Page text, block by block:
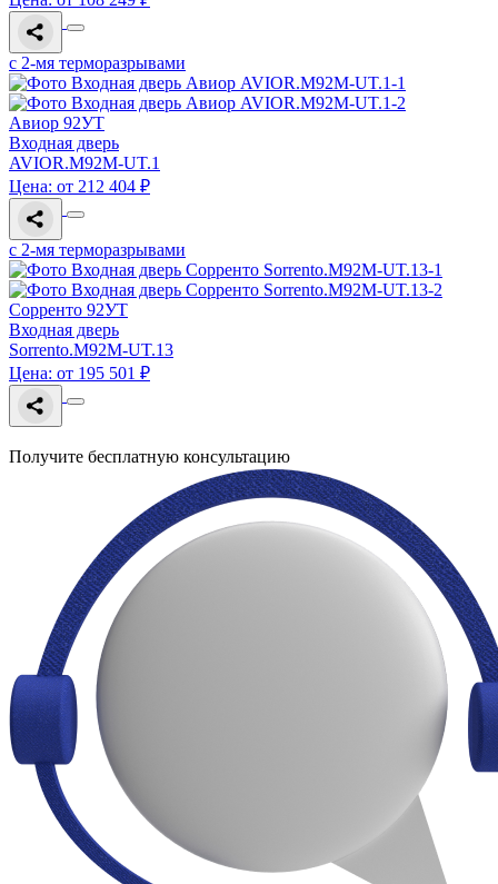
с 2-мя терморазрывами
Авиор 92УТ
Входная дверь
AVIOR.M92M-UT.1
Цена: от 212 404 ₽
с 2-мя терморазрывами
Сорренто 92УТ
Входная дверь
Sorrento.M92M-UT.13
Цена: от 195 501 ₽
Получите бесплатную консультацию